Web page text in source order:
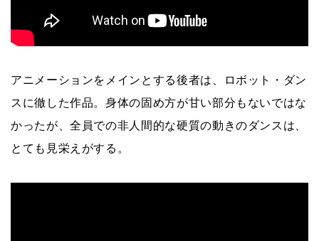
アニメーションをメインとする後者は、ロボット・ダン
スに徹した作品。身体の固め方が甘い部分もないではな
かったが、全員での非人間的な硬質の動きのダンスは、
とても見栄えがする。